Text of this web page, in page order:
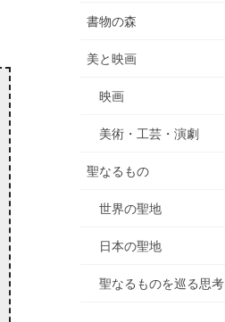
書物の森
美と映画
映画
美術・工芸・演劇
聖なるもの
世界の聖地
日本の聖地
聖なるものを巡る思考